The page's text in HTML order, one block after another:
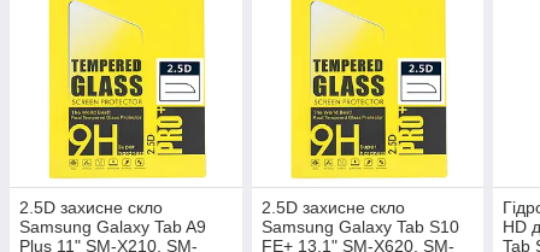
2.5D захисне скло
Samsung Galaxy Tab A9
Plus 11" SM-X210, SM-
2.5D захисне скло
Samsung Galaxy Tab S10
FE+ 13.1" SM-X620, SM-
HD
Tab